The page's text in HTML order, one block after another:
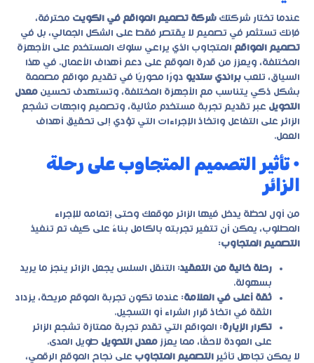
عندما تختار شركتك شركة تصميم المواقع في الكويت محترفة،
فإنك تستثمر في تصميم لا يقتصر فقط على الشكل الجمالي، بل في
تصميم المواقع المتجاوب الذي يراعي سلوك المستخدم على الأجهزة
المختلفة، ويعزز من قدرة الموقع على دعم أهداف الأعمال. في هذا
السياق، تلعب براندي ستديو دورًا محوريًا في تقديم مواقع مصممة
بشكل ذكي يتناسب مع الأجهزة المختلفة، وتستهدف تحسين معدل
التحويل عبر تقديم تجربة مستخدم مثالية، وتصميم واجهات تشجع
الزائر على التفاعل واتخاذ الإجراءات التي تؤدي إلى تحقيق أهداف
العمل.
• تأثير التصميم المتجاوب على رحلة
الزائر
من أول لحظة يدخل فيها الزائر موقعك وحتى إتمامه للإجراء
المطلوب، يمكن أن تتغير تجربته بالكامل بناءً على كيف تم تنفيذ
التصميم المتجاوب:
رحلة خالية من التعقيد: التنقل السلس يجعل الزائر ينجز ما يريد
بسهولة.
ثقة أعلى في العلامة: عندما تكون تجربة الموقع مريحة، يزداد
الثقة في اتخاذ قرار الشراء أو التسجيل.
تكرار الزيارة: المواقع التي تقدم تجربة ممتازة تشجع الزائر
على العودة لاحقًا، مما يعزز معدل التحويل طويل المدى.
لا يمكن تجاهل تأثير التصميم المتجاوب على نجاح الموقع الرقمي،